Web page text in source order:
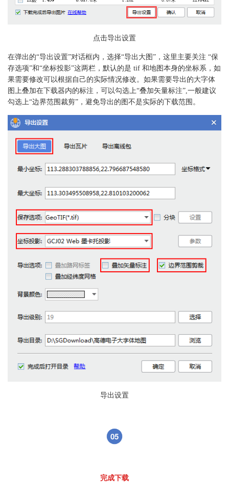
点击导出设置
在弹出的“导出设置”对话框内，选择“导出大图”，这里主要关注 “保
存选项”和“坐标投影”这两栏，默认的是 tif 和地图本身的坐标系，如
果需要修改可以根据自己的实际情况修改。如果需要导出的大字体
图上叠加在下载器内的标注，可以勾选上“叠加矢量标注”,一般建议
勾选上“边界范围裁剪”，避免导出的图不是实际的下载范围。
导出设置
05
完成下载